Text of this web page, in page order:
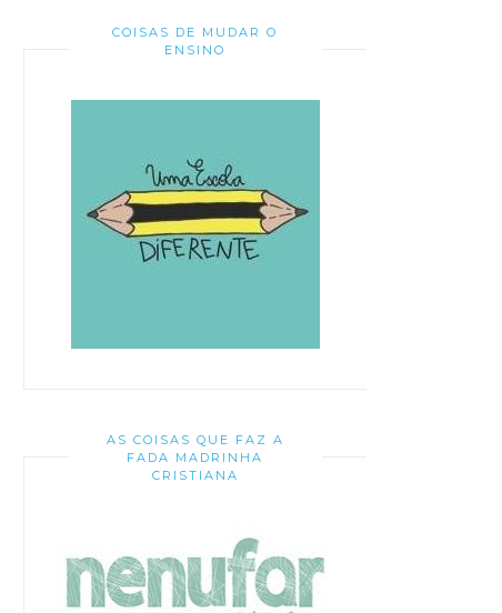
COISAS DE MUDAR O
ENSINO
AS COISAS QUE FAZ A
FADA MADRINHA
CRISTIANA